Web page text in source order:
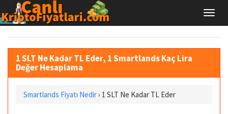
1 SLT Ne Kadar TL Eder, 1 Smartlands Kaç Lira
Değer Hesaplama
Smartlands Fiyatı Nedir› 1 SLT Ne Kadar TL Eder